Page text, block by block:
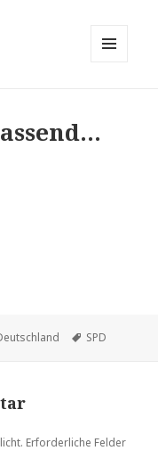
Schlagwörter
SPD
Erforderliche Felder